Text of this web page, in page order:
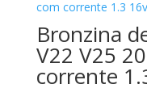
Bronzina
V22 V25
corrente